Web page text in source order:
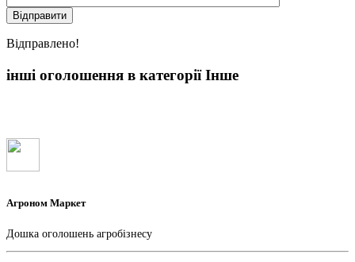
Вiдправлено!
інші оголошення в категорії Інше
Агроном Маркет
Дошка оголошень агробізнесу